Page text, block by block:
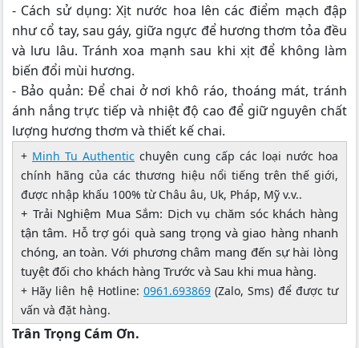
- Cách sử dụng: Xịt nước hoa lên các điểm mạch đập
như cổ tay, sau gáy, giữa ngực để hương thơm tỏa đều
và lưu lâu. Tránh xoa mạnh sau khi xịt để không làm
biến đổi mùi hương.
- Bảo quản: Để chai ở nơi khô ráo, thoáng mát, tránh
ánh nắng trực tiếp và nhiệt độ cao để giữ nguyên chất
lượng hương thơm và thiết kế chai.
+ Minh Tu Authentic chuyên cung cấp các loại nước hoa
chính hãng của các thương hiệu nổi tiếng trên thế giới,
được nhập khấu 100% từ Châu âu, Uk, Pháp, Mỹ v.v..
+ Trải Nghiệm Mua Sắm: Dịch vụ chăm sóc khách hàng
tận tâm. Hỗ trợ gói quà sang trọng và giao hàng nhanh
chóng, an toàn. Với phương châm mang đến sự hài lòng
tuyệt đối cho khách hàng Trước và Sau khi mua hàng.
+ Hãy liên hệ Hotline: 0961.693869 (Zalo, Sms) để được tư
vấn và đặt hàng.
Trân Trọng Cám Ơn.